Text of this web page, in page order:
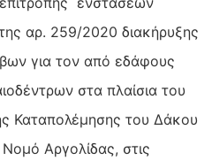
αρ. 259/2020 διακήρυξης
για τον από εδάφους
στα πλαίσια του
Καταπολέμησης του Δάκου
Αργολίδας, στις